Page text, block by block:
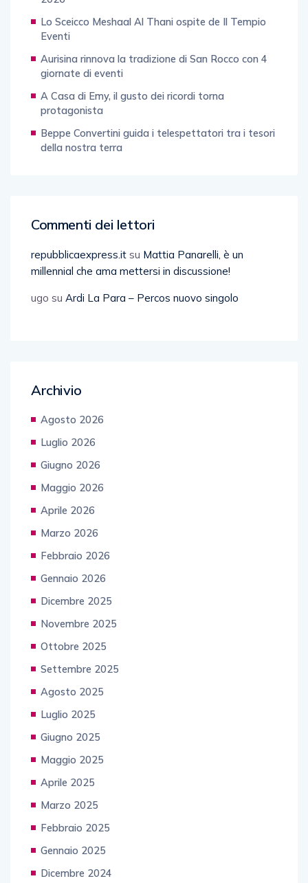
Lo Sceicco Meshaal Al Thani ospite de Il Tempio
Eventi
Aurisina rinnova la tradizione di San Rocco con 4
giornate di eventi
A Casa di Emy, il gusto dei ricordi torna
protagonista
Beppe Convertini guida i telespettatori tra i tesori
della nostra terra
Commenti dei lettori
repubblicaexpress.it su Mattia Panarelli, è un
millennial che ama mettersi in discussione!
ugo su Ardi La Para – Percos nuovo singolo
Archivio
Agosto 2026
Luglio 2026
Giugno 2026
Maggio 2026
Aprile 2026
Marzo 2026
Febbraio 2026
Gennaio 2026
Dicembre 2025
Novembre 2025
Ottobre 2025
Settembre 2025
Agosto 2025
Luglio 2025
Giugno 2025
Maggio 2025
Aprile 2025
Marzo 2025
Febbraio 2025
Gennaio 2025
Dicembre 2024